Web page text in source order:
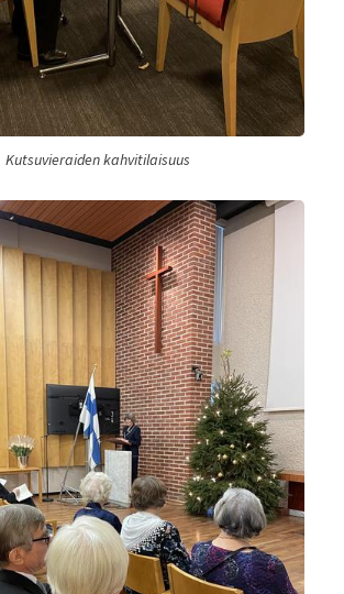
Kutsuvieraiden kahvitilaisuus